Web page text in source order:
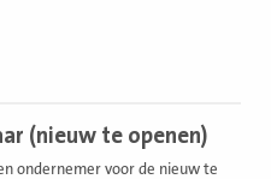
(nieuw te openen)
ondernemer voor de nieuw te